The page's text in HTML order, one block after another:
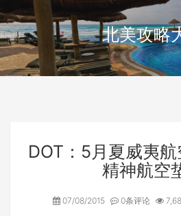
北美攻略
DOT：5月夏威夷
精神航空
07/08/2015 0条评论